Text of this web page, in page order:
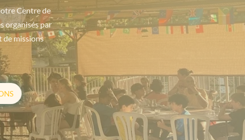
Centre de
organisés par
de missions